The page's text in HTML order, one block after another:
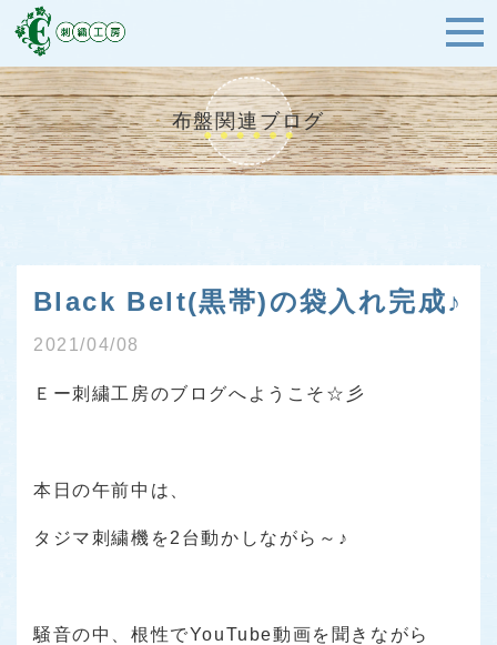
布盤関連ブログ
Black Belt(黒帯)の袋入れ完成♪
2021/04/08
Ｅー刺繍工房のブログへようこそ☆彡
本日の午前中は、
タジマ刺繍機を2台動かしながら～♪
騒音の中、根性でYouTube動画を聞きながら